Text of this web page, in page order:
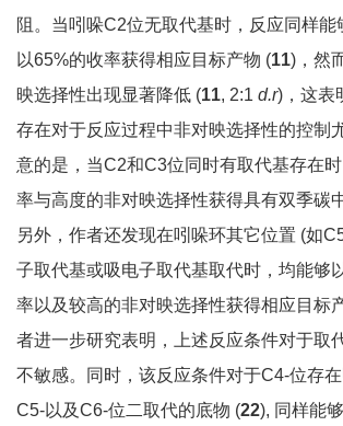
阻。当吲哚C2位无取代基时，反应同样能
以65%的收率获得相应目标产物 (11)，然
映选择性出现显著降低 (11, 2:1 d.r)，这表
存在对于反应过程中非对映选择性的控制
意的是，当C2和C3位同时有取代基存在
率与高度的非对映选择性获得具有双季碳
另外，作者还发现在吲哚环其它位置 (如
子取代基或吸电子取代基取代时，均能够
率以及较高的非对映选择性获得相应目标
者进一步研究表明，上述反应条件对于取
不敏感。同时，该反应条件对于C4-位存
C5-以及C6-位二取代的底物 (22), 同样能